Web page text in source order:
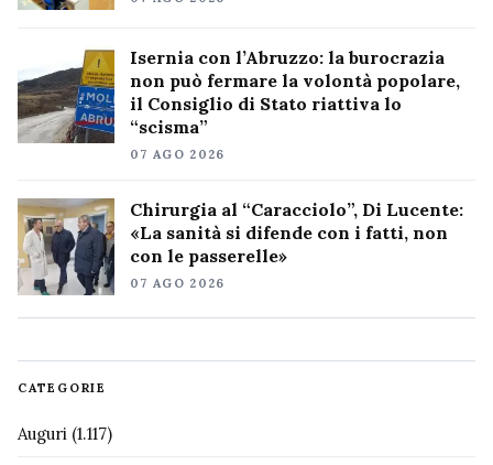
Isernia con l’Abruzzo: la burocrazia
non può fermare la volontà popolare,
il Consiglio di Stato riattiva lo
“scisma”
07 AGO 2026
Chirurgia al “Caracciolo”, Di Lucente:
«La sanità si difende con i fatti, non
con le passerelle»
07 AGO 2026
CATEGORIE
Auguri (1.117)